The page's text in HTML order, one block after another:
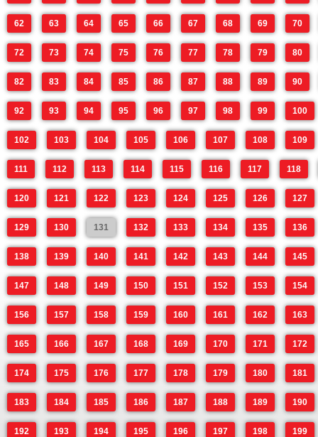
62 63 64 65 66 67 68 69 70
72 73 74 75 76 77 78 79 80
82 83 84 85 86 87 88 89 90
92 93 94 95 96 97 98 99 100
102 103 104 105 106 107 108 109
111 112 113 114 115 116 117 118
120 121 122 123 124 125 126 127
129 130 131 132 133 134 135 136
138 139 140 141 142 143 144 145
147 148 149 150 151 152 153 154
156 157 158 159 160 161 162 163
165 166 167 168 169 170 171 172
174 175 176 177 178 179 180 181
183 184 185 186 187 188 189 190
192 193 194 195 196 197 198 199